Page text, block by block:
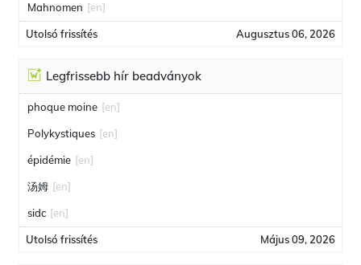
Mahnomen [en]
Utolsó frissítés Augusztus 06, 2026
Legfrissebb hír beadványok
phoque moine [en]
Polykystiques [en]
épidémie [en]
汤姆 [en]
sidc [en]
Utolsó frissítés Május 09, 2026